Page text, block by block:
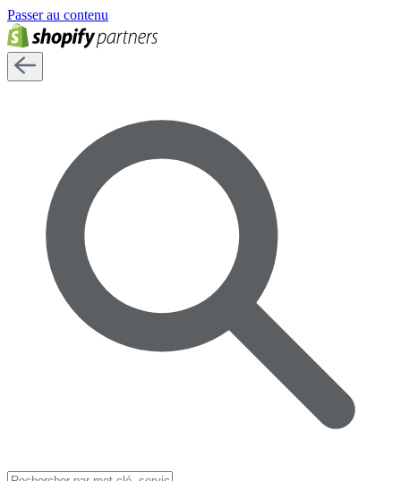
Passer au contenu